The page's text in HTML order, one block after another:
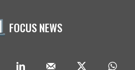
FOCUS NEWS